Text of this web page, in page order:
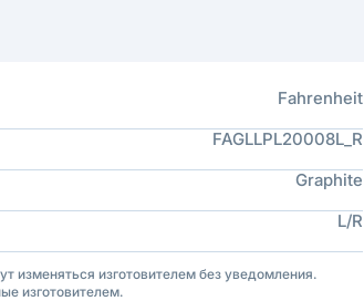
Fahrenheit
FAGLLPL20008L_R
Graphite
L/R
изменяться изготовителем без уведомления.
изготовителем.